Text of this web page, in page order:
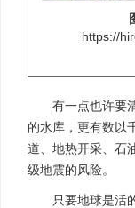
https://
有一点也许要
的水库，更有数以
道、地热开采、石
级地震的风险。
只要地球是活